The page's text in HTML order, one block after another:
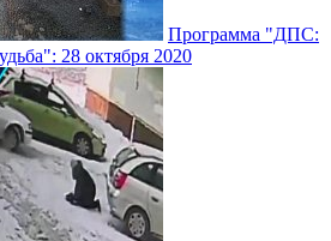
Программа "ДПС:
28 октября 2020